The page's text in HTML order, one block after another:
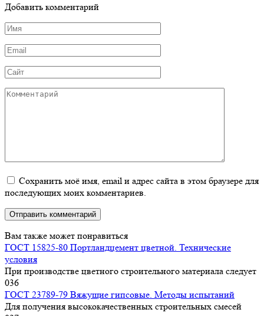
Добавить комментарий
Имя
Email
Сайт
Комментарий
Сохранить моё имя, email и адрес сайта в этом браузере для
последующих моих комментариев.
Вам также может понравиться
ГОСТ 15825-80 Портландцемент цветной. Технические
условия
При производстве цветного строительного материала следует
036
ГОСТ 23789-79 Вяжущие гипсовые. Методы испытаний
Для получения высококачественных строительных смесей